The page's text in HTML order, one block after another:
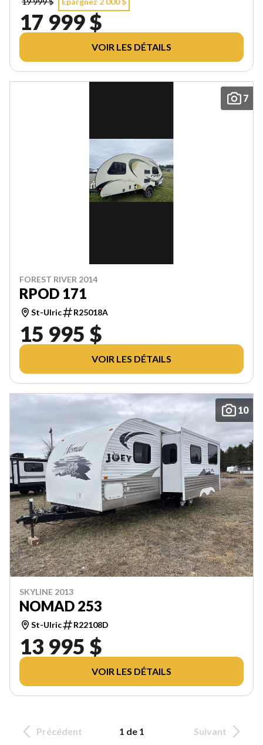
17 999 $
VOIR LES DÉTAILS
7
FOREST RIVER 2014
RPOD 171
St-Ulric R25018A
15 995 $
VOIR LES DÉTAILS
10
SKYLINE 2013
NOMAD 253
St-Ulric R22108D
13 995 $
VOIR LES DÉTAILS
Précédent 1 de 1 Suivant